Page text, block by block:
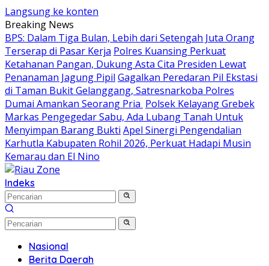
Langsung ke konten
Breaking News
BPS: Dalam Tiga Bulan, Lebih dari Setengah Juta Orang
Terserap di Pasar Kerja Polres Kuansing Perkuat
Ketahanan Pangan, Dukung Asta Cita Presiden Lewat
Penanaman Jagung Pipil Gagalkan Peredaran Pil Ekstasi
di Taman Bukit Gelanggang, Satresnarkoba Polres
Dumai Amankan Seorang Pria Polsek Kelayang Grebek
Markas Pengegedar Sabu, Ada Lubang Tanah Untuk
Menyimpan Barang Bukti Apel Sinergi Pengendalian
Karhutla Kabupaten Rohil 2026, Perkuat Hadapi Musin
Kemarau dan El Nino
Indeks
Nasional
Berita Daerah